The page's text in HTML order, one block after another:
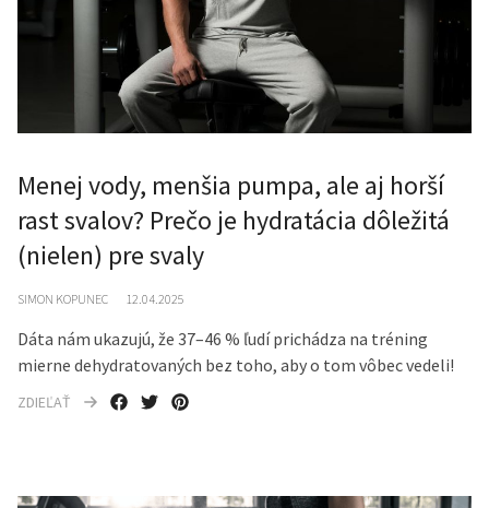
Menej vody, menšia pumpa, ale aj horší
rast svalov? Prečo je hydratácia dôležitá
(nielen) pre svaly
SIMON KOPUNEC 12.04.2025
Dáta nám ukazujú, že 37–46 % ľudí prichádza na tréning
mierne dehydratovaných bez toho, aby o tom vôbec vedeli!
ZDIEĽAŤ